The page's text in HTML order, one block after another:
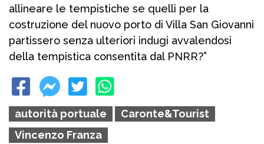
allineare le tempistiche se quelli per la
costruzione del nuovo porto di Villa San Giovanni
partissero senza ulteriori indugi avvalendosi
della tempistica consentita dal PNRR?”
autorità portuale
Caronte&Tourist
Vincenzo Franza